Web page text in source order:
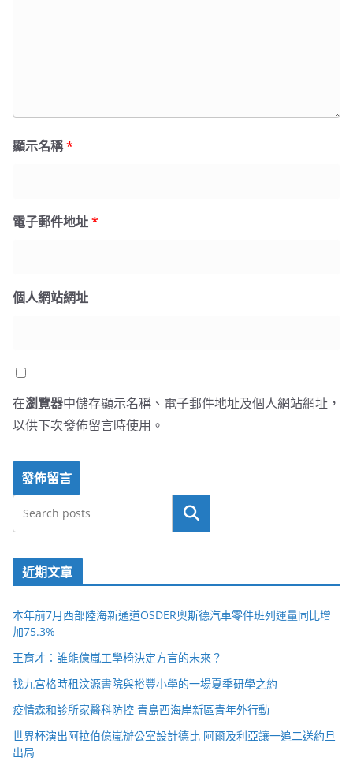
顯示名稱*
電子郵件地址*
個人網站網址
在瀏覽器中儲存顯示名稱、電子郵件地址及個人網站網址，
以供下次發佈留言時使用。
搜尋
近期文章
本年前7月西部陸海新通道OSDER奧斯德汽車零件班列運量同比增
加75.3%
王育才：誰能億嵐工學椅決定方言的未來？
找九宮格時租汶源書院與裕豐小學的一場夏季研學之約
疫情森和診所家醫科防控 青島西海岸新區青年外行動
世界杯演出阿拉伯億嵐辦公室設計德比 阿爾及利亞讓一追二送約旦
出局